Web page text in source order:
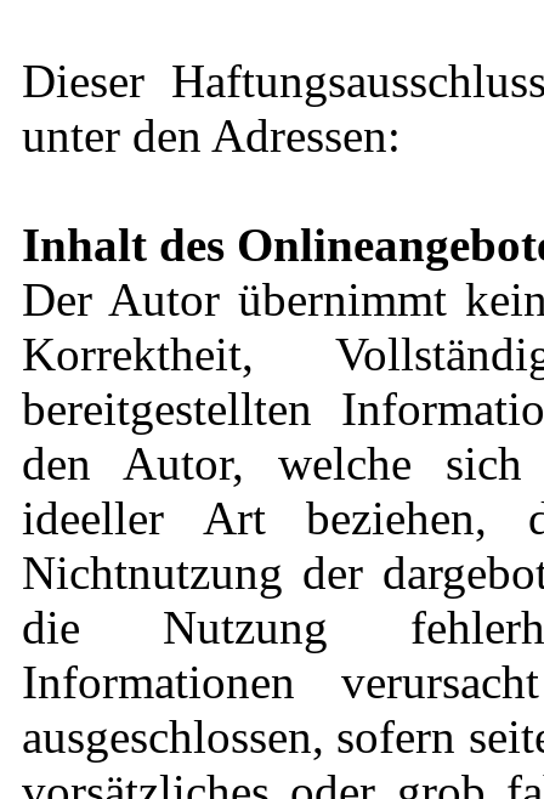
Dieser
unter den Adressen:
Inhalt des
Der Autor übernimmt
Korrektheit,
bereitgestellten
den Autor, welche sich
ideeller Art beziehen,
Nichtnutzung der
die Nutzung
Informationen
ausgeschlossen, sofern